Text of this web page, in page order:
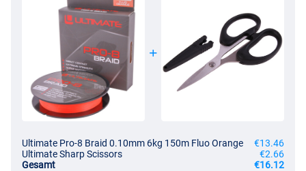
Ultimate Pro-8 Braid 0.10mm 6kg 150m Fluo Orange
€13.46
Ultimate Sharp Scissors
€2.66
Gesamt
€16.12